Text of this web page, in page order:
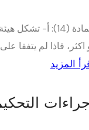
المادة (14): أ-
اكثر، فاذا لم يتفقا
المزيد